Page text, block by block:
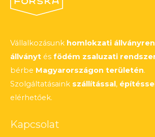
Vállalkozásunk homlokzati
állványt és födém zsaluzati
bérbe Magyarországon területén.
Szolgáltatásaink szállítással,
elérhetőek.
Kapcsolat